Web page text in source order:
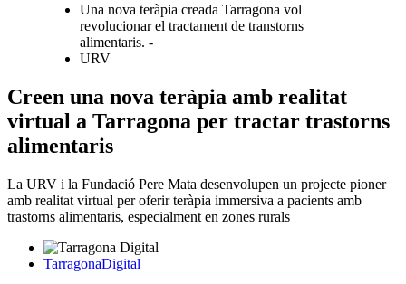
Una nova teràpia creada Tarragona vol
revolucionar el tractament de transtorns
alimentaris. -
URV
Creen una nova teràpia amb realitat
virtual a Tarragona per tractar trastorns
alimentaris
La URV i la Fundació Pere Mata desenvolupen un projecte pioner
amb realitat virtual per oferir teràpia immersiva a pacients amb
trastorns alimentaris, especialment en zones rurals
TarragonaDigital